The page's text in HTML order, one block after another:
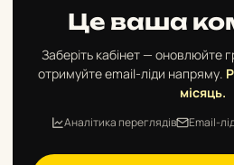
Це ваша
Заберіть кабінет — оновлюйте
отримуйте email-ліди напряму.
місяць.
Аналітика переглядів Email-